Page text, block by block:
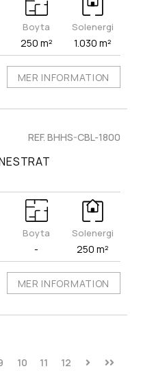
Boyta
250 m²
Solenergi
1.030 m²
MER INFORMATION
REF. BHHS-CBL-1800
Boyta
-
Solenergi
250 m²
MER INFORMATION
10 11 12